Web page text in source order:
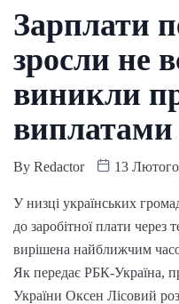
Зарплати
зросли не
виникли
виплатами
By Redactor 13
У низці українських
до заробітної плати
вирішена найближчим
Як передає РБК-Україна,
України Оксен Лісовий